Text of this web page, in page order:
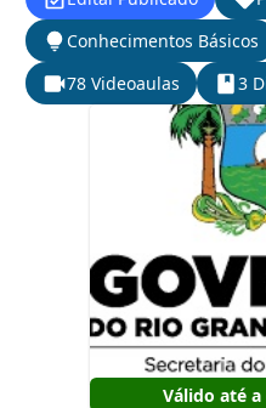
Conhecimentos Básicos
78 Videoaulas
3
Válido até